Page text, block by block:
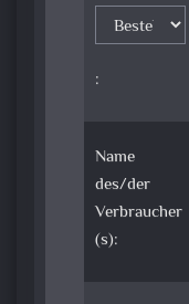
:
Name
des/der
Verbraucher
(s):